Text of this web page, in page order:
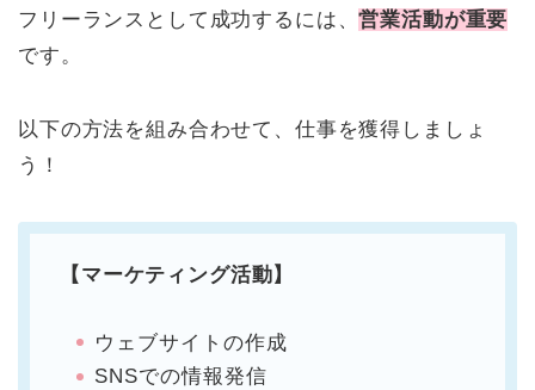
フリーランスとして成功するには、営業活動が重要
です。
以下の方法を組み合わせて、仕事を獲得しましょ
う！
【マーケティング活動】
ウェブサイトの作成
SNSでの情報発信